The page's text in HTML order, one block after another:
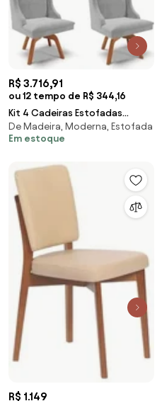
R$ 3.716,91
ou 12 tempo de R$ 344,16
Kit 4 Cadeiras Estofadas
Giratória para Sala de Jantar Lia
Suede Cinza
De Madeira, Moderna, Estofada
Em estoque
R$ 1.149